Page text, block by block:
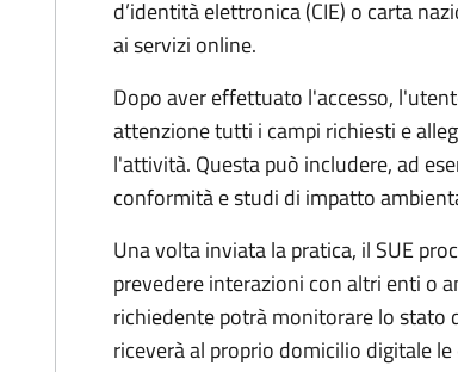
d’identità elettronica (CIE) o carta
ai servizi online.
Dopo aver effettuato l'accesso,
attenzione tutti i campi richiesti e
l'attività. Questa può includere, ad
conformità e studi di impatto
Una volta inviata la pratica, il SUE
prevedere interazioni con altri enti o
richiedente potrà monitorare lo stato
riceverà al proprio domicilio digitale